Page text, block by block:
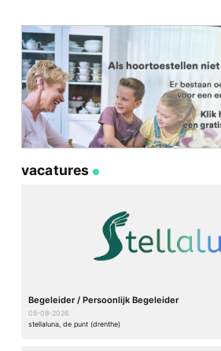
vacatures
Begeleider / Persoonlijk Begeleider
05-08-2026
stellaluna, de punt (drenthe)